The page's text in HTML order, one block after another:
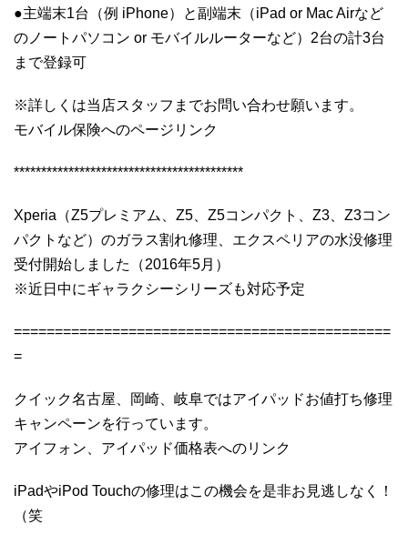
●主端末1台（例 iPhone）と副端末（iPad or Mac Airなど
のノートパソコン or モバイルルーターなど）2台の計3台
まで登録可
※詳しくは当店スタッフまでお問い合わせ願います。
モバイル保険へのページリンク
******************************************
Xperia（Z5プレミアム、Z5、Z5コンパクト、Z3、Z3コン
パクトなど）のガラス割れ修理、エクスペリアの水没修理
受付開始しました（2016年5月）
※近日中にギャラクシーシリーズも対応予定
==============================================
=
クイック名古屋、岡崎、岐阜ではアイパッドお値打ち修理
キャンペーンを行っています。
アイフォン、アイパッド価格表へのリンク
iPadやiPod Touchの修理はこの機会を是非お見逃しなく！
（笑